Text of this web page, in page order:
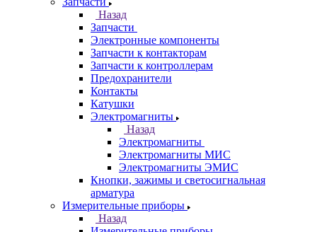
Назад
Запчасти
Электронные компоненты
Запчасти к контакторам
Запчасти к контроллерам
Предохранители
Контакты
Катушки
Электромагниты
Назад
Электромагниты
Электромагниты МИС
Электромагниты ЭМИС
Кнопки, зажимы и светосигнальная
арматура
Измерительные приборы
Назад